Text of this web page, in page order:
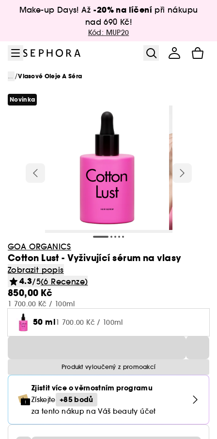
Přejít na hlavní obsah
Make-up Days! Až -20% na líčení při nákupu
nad 690 Kč!
Kód: MUP20
... /Vlasové Oleje A Séra
Novinka
GOA ORGANICS
Cotton Lust - Vyživující sérum na vlasy
Zobrazit popis
4.3/5(6 Recenze)
850,00 Kč
1 700.00 Kč / 100ml
50 ml1 700.00 Kč / 100ml
Produkt vyloučený z promoakcí
Zjistit více o věrnostním programu
Získejte +85 bodů
za tento nákup na Váš beauty účet